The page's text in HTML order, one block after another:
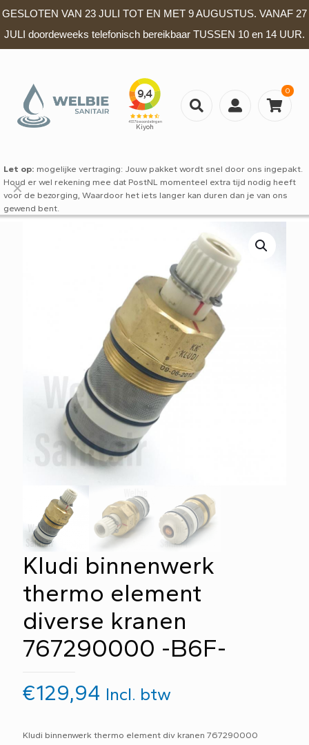
GESLOTEN VAN 23 JULI TOT EN MET 9 AUGUSTUS. VANAF 27
JULI doordeweeks telefonisch bereikbaar TUSSEN 10 en 14 UUR.
0
Let op: mogelijke vertraging: Jouw pakket wordt snel door ons ingepakt.
Houd er wel rekening mee dat PostNL momenteel extra tijd nodig heeft
voor de bezorging, Waardoor het iets langer kan duren dan je van ons
gewend bent.
✕
Kludi binnenwerk
thermo element
diverse kranen
767290000 -B6F-
€129,94 Incl. btw
Kludi binnenwerk thermo element div kranen 767290000